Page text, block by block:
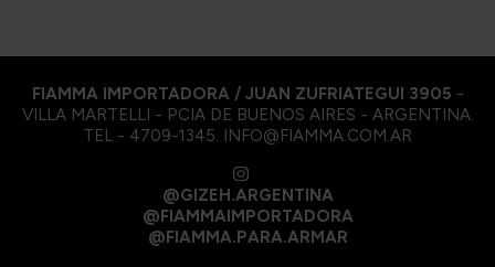
FIAMMA IMPORTADORA / JUAN ZUFRIATEGUI 3905 -
VILLA MARTELLI - PCIA DE BUENOS AIRES - ARGENTINA.
TEL - 4709-1345. INFO@FIAMMA.COM.AR
@GIZEH.ARGENTINA
@FIAMMAIMPORTADORA
@FIAMMA.PARA.ARMAR